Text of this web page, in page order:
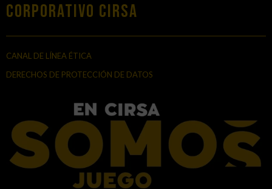
Corporativo Cirsa
CANAL DE LÍNEA ÉTICA
DERECHOS DE PROTECCIÓN DE DATOS